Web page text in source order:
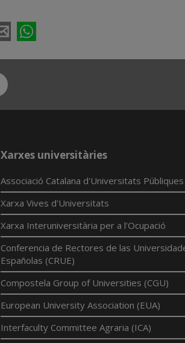
Bluesky
Xarxes universitàries
Associació Catalana d'Universitats Públiques
Xarxa Vives d'Universitats
Xarxa Interuniversitària per a l'Ocupació
Conferencia de Rectores de las
Españolas (CRUE)
Compostela Group of Universities (CGU)
European University Association (EUA)
Interfaculty Committee Agraria (ICA)